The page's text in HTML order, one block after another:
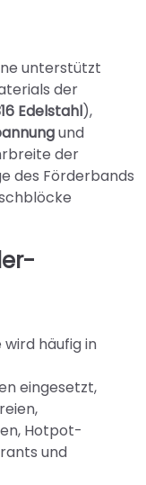
unterstützt
der
Edelstahl),
und
der
des Förderbands
häufig in
eingesetzt,
Hotpot-
und